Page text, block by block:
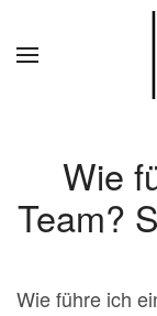
Wie
Team?
Wie führe ich